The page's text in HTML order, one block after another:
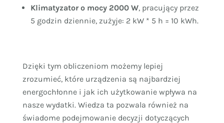
Klimatyzator o mocy 2000 W, pracujący przez
5 godzin dziennie, zużyje: 2 kW * 5 h = 10 kWh.
Dzięki tym obliczeniom możemy lepiej
zrozumieć, które urządzenia są najbardziej
energochłonne i jak ich użytkowanie wpływa na
nasze wydatki. Wiedza ta pozwala również na
świadome podejmowanie decyzji dotyczących